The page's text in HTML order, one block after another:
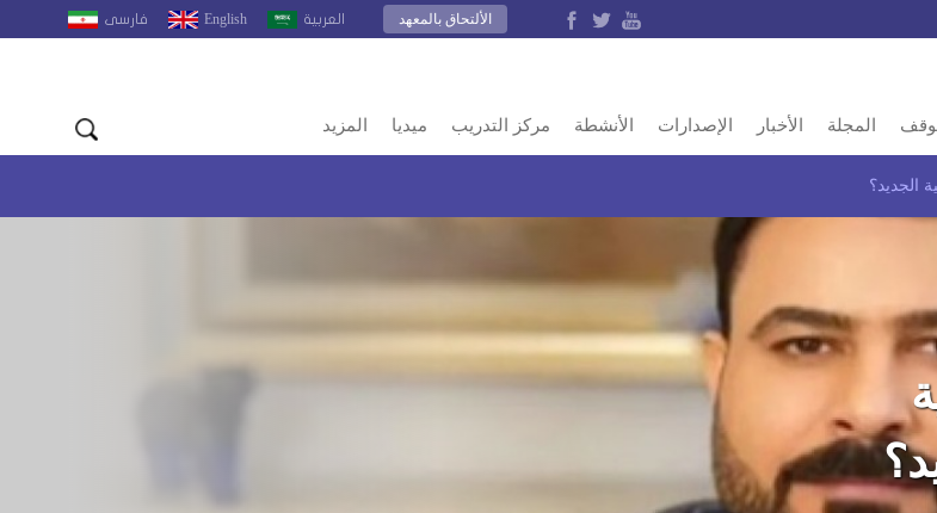
العربية English فارسى الألتحاق بالمعهد
المجلة الأخبار الإصدارات الأنشطة مركز التدريب ميديا المزيد
الجديد؟